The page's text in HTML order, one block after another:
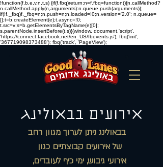
!function(f,b,e,v,n,t,s) {if(f.fbq)return;n=f.fbq=function(){n.callMethod?
n.callMethod.apply(n,arguments):n.queue.push(arguments)};
if(!f._fbq)f._fbq=n;n.push=n;n.loaded=!0;n.version='2.0'; n.queue=
[];t=b.createElement(e);t.async=!0;
t.src=v;s=b.getElementsByTagName(e)[0];
s.parentNode.insertBefore(t,s)}(window, document,'script',
'https://connect.facebook.net/en_US/fbevents.js'); fbq('init',
'367719098373488'); fbq('track', 'PageView');
אירועים בבאולינג
בבאולינג ניתן לערוך מגוון רחב
של אירועים קבוצתיים כגון
אירועי גיבוש, ימי כיף לעובדים,